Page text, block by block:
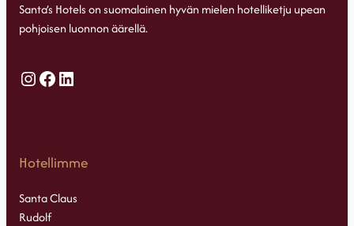
Santa’s Hotels on suomalainen hyvän mielen hotelliketju upean
pohjoisen luonnon äärellä.
Instagram
Facebook
LinkedIn
Hotellimme
Santa Claus
Rudolf